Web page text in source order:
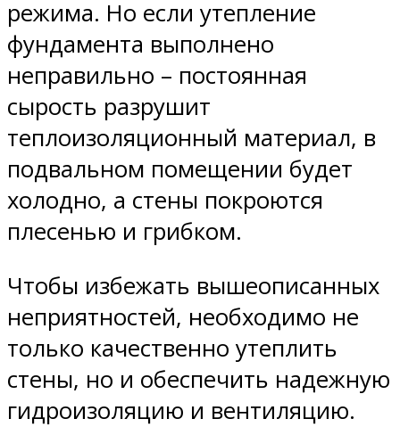
режима. Но если утепление
фундамента выполнено
неправильно – постоянная
сырость разрушит
теплоизоляционный материал, в
подвальном помещении будет
холодно, а стены покроются
плесенью и грибком.
Чтобы избежать вышеописанных
неприятностей, необходимо не
только качественно утеплить
стены, но и обеспечить надежную
гидроизоляцию и вентиляцию.